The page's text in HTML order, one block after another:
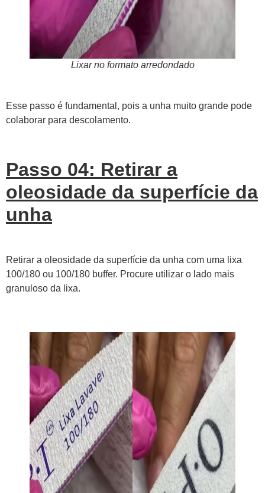
Lixar no formato arredondado
Esse passo é fundamental, pois a unha muito grande pode
colaborar para descolamento.
Passo 04: Retirar a
oleosidade da superfície da
unha
Retirar a oleosidade da superfície da unha com uma lixa
100/180 ou 100/180 buffer. Procure utilizar o lado mais
granuloso da lixa.